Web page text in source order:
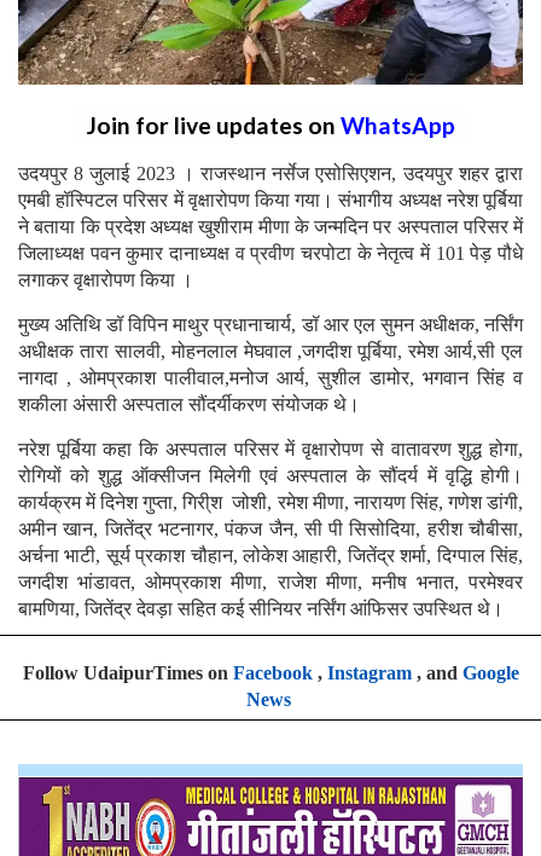
Join for live updates on WhatsApp
उदयपुर 8 जुलाई 2023 । राजस्थान नर्सेज एसोसिएशन, उदयपुर शहर द्वारा
एमबी हॉस्पिटल परिसर में वृक्षारोपण किया गया। संभागीय अध्यक्ष नरेश पूर्बिया
ने बताया कि प्रदेश अध्यक्ष खुशीराम मीणा के जन्मदिन पर अस्पताल परिसर में
जिलाध्यक्ष पवन कुमार दानाध्यक्ष व प्रवीण चरपोटा के नेतृत्व में 101 पेड़ पौधे
लगाकर वृक्षारोपण किया ।
मुख्य अतिथि डॉ विपिन माथुर प्रधानाचार्य, डॉ आर एल सुमन अधीक्षक, नर्सिंग
अधीक्षक तारा सालवी, मोहनलाल मेघवाल ,जगदीश पूर्बिया, रमेश आर्य,सी एल
नागदा , ओमप्रकाश पालीवाल,मनोज आर्य, सुशील डामोर, भगवान सिंह व
शकीला अंसारी अस्पताल सौंदर्यीकरण संयोजक थे।
नरेश पूर्बिया कहा कि अस्पताल परिसर में वृक्षारोपण से वातावरण शुद्ध होगा,
रोगियों को शुद्ध ऑक्सीजन मिलेगी एवं अस्पताल के सौंदर्य में वृद्धि होगी।
कार्यक्रम में दिनेश गुप्ता, गिरी्श जोशी, रमेश मीणा, नारायण सिंह, गणेश डांगी,
अमीन खान, जितेंद्र भटनागर, पंकज जैन, सी पी सिसोदिया, हरीश चौबीसा,
अर्चना भाटी, सूर्य प्रकाश चौहान, लोकेश आहारी, जितेंद्र शर्मा, दिग्पाल सिंह,
जगदीश भांडावत, ओमप्रकाश मीणा, राजेश मीणा, मनीष भनात, परमेश्वर
बामणिया, जितेंद्र देवड़ा सहित कई सीनियर नर्सिंग आंफिसर उपस्थित थे।
Follow UdaipurTimes on Facebook, Instagram, and Google
News